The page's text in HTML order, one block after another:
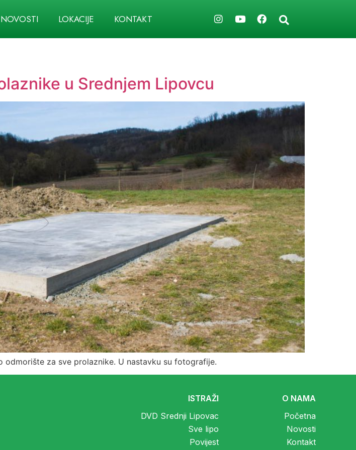
NOVOSTI LOKACIJE KONTAKT
u Srednjem Lipovcu
za sve prolaznike. U nastavku su fotografije.
ISTRAŽI
DVD Srednji Lipovac
Sve lipo
Povijest
O NAMA
Početna
Novosti
Kontakt